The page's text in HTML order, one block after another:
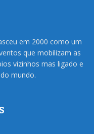
em 2000 como um
que mobilizam as
vizinhos mas ligado e
mundo.